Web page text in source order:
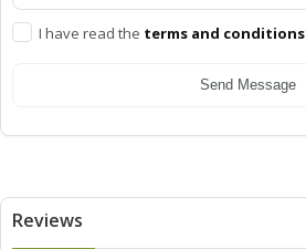
I have read the terms and conditions
Send Message
Reviews